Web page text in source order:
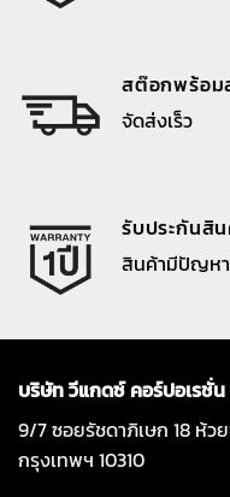
สต๊อกพร้อม
จัดส่งเร็ว
รับประกันสิ
สินค้ามีปัญหา
บริษัท วีแกดซ์ คอร์ปอเรชั่
9/7 ซอยรัชดาภิเษก 18 ห้ว
กรุงเทพฯ 10310